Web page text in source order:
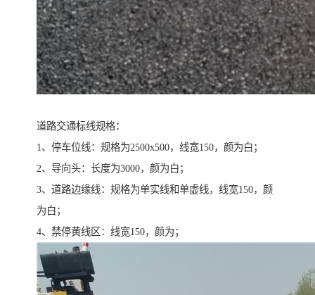
道路交通标线规格：
1、停车位线：规格为2500x500，线宽150，颜为白；
2、导向头：长度为3000，颜为白；
3、道路边缘线：规格为单实线和单虚线，线宽150，颜
为白；
4、禁停黄线区：线宽150，颜为；